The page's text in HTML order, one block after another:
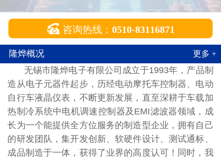
 咨询热线： 0510-83116871
隆烨概况 更多 +
无锡市隆烨电子有限公司成立于1993年，产品制
造从电子元器件起步，历经电动摩托车控制器、电动
自行车液晶仪表，不断更新发展，直至深耕于车载加
热制冷系统中电机调速控制器及EMI滤波器领域，成
长为一个能提供全方位服务的制造型企业，拥有自己
的研发团队，集开发创新、软硬件设计、测试通标、
成品制造于一体，获得了业界的高度认可！同时，我